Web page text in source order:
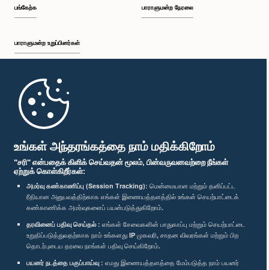
உங்கள் அந்தரங்கத்தை நாம் மதிக்கிறோம்
"சரி" என்பதைக் கிளிக் செய்வதன் மூலம், பின்வருவனவற்றை நீங்கள்
ஏற்றுக் கொள்கிறீர்கள்:
அமர்வு கண்காணிப்பு (Session Tracking): மென்மையான மற்றும் தனிப்பட்ட
ரீதியான அனுபவத்திற்காக எங்கள் இணையத்தளத்தில் உங்கள் செயற்பாட்டைக்
கண்காணிக்க அமர்வுகளைப் பயன்படுத்துகிறோம்.
தரவினைப் பதிவு செய்தல் : எங்கள் சேவைகளின் பாதுகாப்பு மற்றும் செயற்பாட்டை
உறுதிப்படுத்துவதற்காக நாம் உங்களது IP முகவரி, சாதன விவரங்கள் மற்றும் பிற
தொடர்புடைய தரவை நாங்கள் பதிவு செய்கிறோம்.
பயனர் நடத்தை பகுப்பாய்வு : எமது இணையத்தளத்தை மேம்படுத்த நாம் பயனர்
பங்கேற்க
பாராளுமன்ற உறுப்பினர்கள்
முதற்பக்கம்
பாராளுமன்ற நேரலை
பாராளுமன்ற கையடக்க செயலி
எம்மை பின்தொடர்க :
விருதுகள்